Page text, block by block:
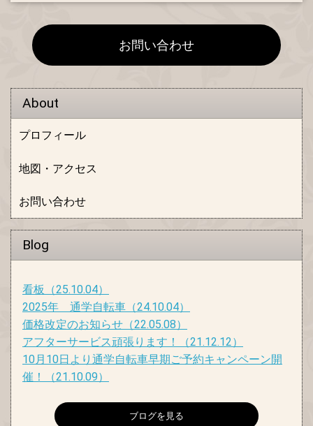
お問い合わせ
About
プロフィール
地図・アクセス
お問い合わせ
Blog
看板
（25.10.04）
2025年 通学自転車 （24.10.04）
価格改定のお知らせ （22.05.08）
アフターサービス頑張ります！
（21.12.12）
10月10日より通学自転車早期ご予約キャンペーン開
催！
（21.10.09）
ブログを見る